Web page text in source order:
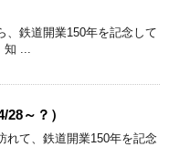
、鉄道開業150年を記念して
知 ...
～？）
れて、鉄道開業150年を記念